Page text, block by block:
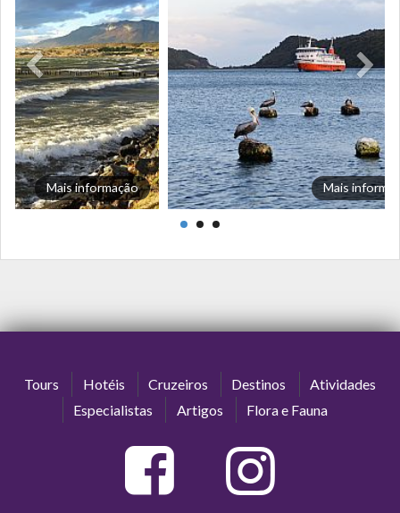
Mais informação Mais
Tours Hotéis Cruzeiros Destinos
Atividades
Especialistas
Artigos Flora e Fauna